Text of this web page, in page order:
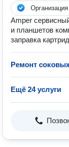
Amper
и планшетов
заправка
Ремонт
Ещё 24 услуги